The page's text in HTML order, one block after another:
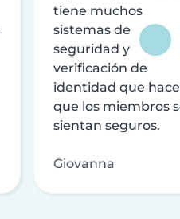
tiene muchos
sistemas de
seguridad y
verificación de
identidad que
que los miembros
sientan seguros.
Giovanna